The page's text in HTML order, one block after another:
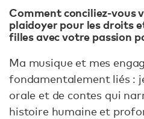
Comment conciliez-vous
plaidoyer pour les droits
filles avec votre passion
Ma musique et mes
fondamentalement liés :
orale et de contes qui
histoire humaine et